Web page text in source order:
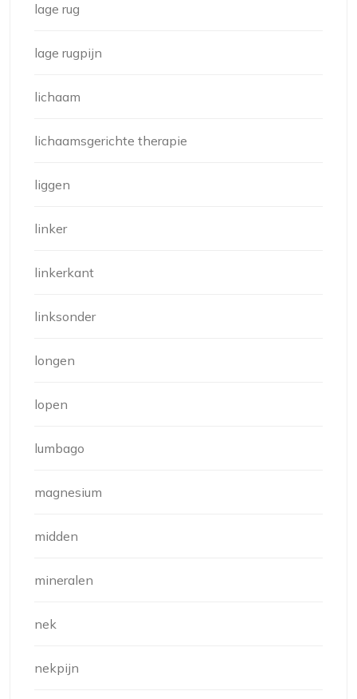
lage rug
lage rugpijn
lichaam
lichaamsgerichte therapie
liggen
linker
linkerkant
linksonder
longen
lopen
lumbago
magnesium
midden
mineralen
nek
nekpijn